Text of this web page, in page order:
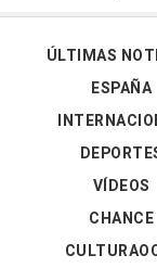
ÚLTIMAS
ESPAÑA
VÍDEOS
CHANCE